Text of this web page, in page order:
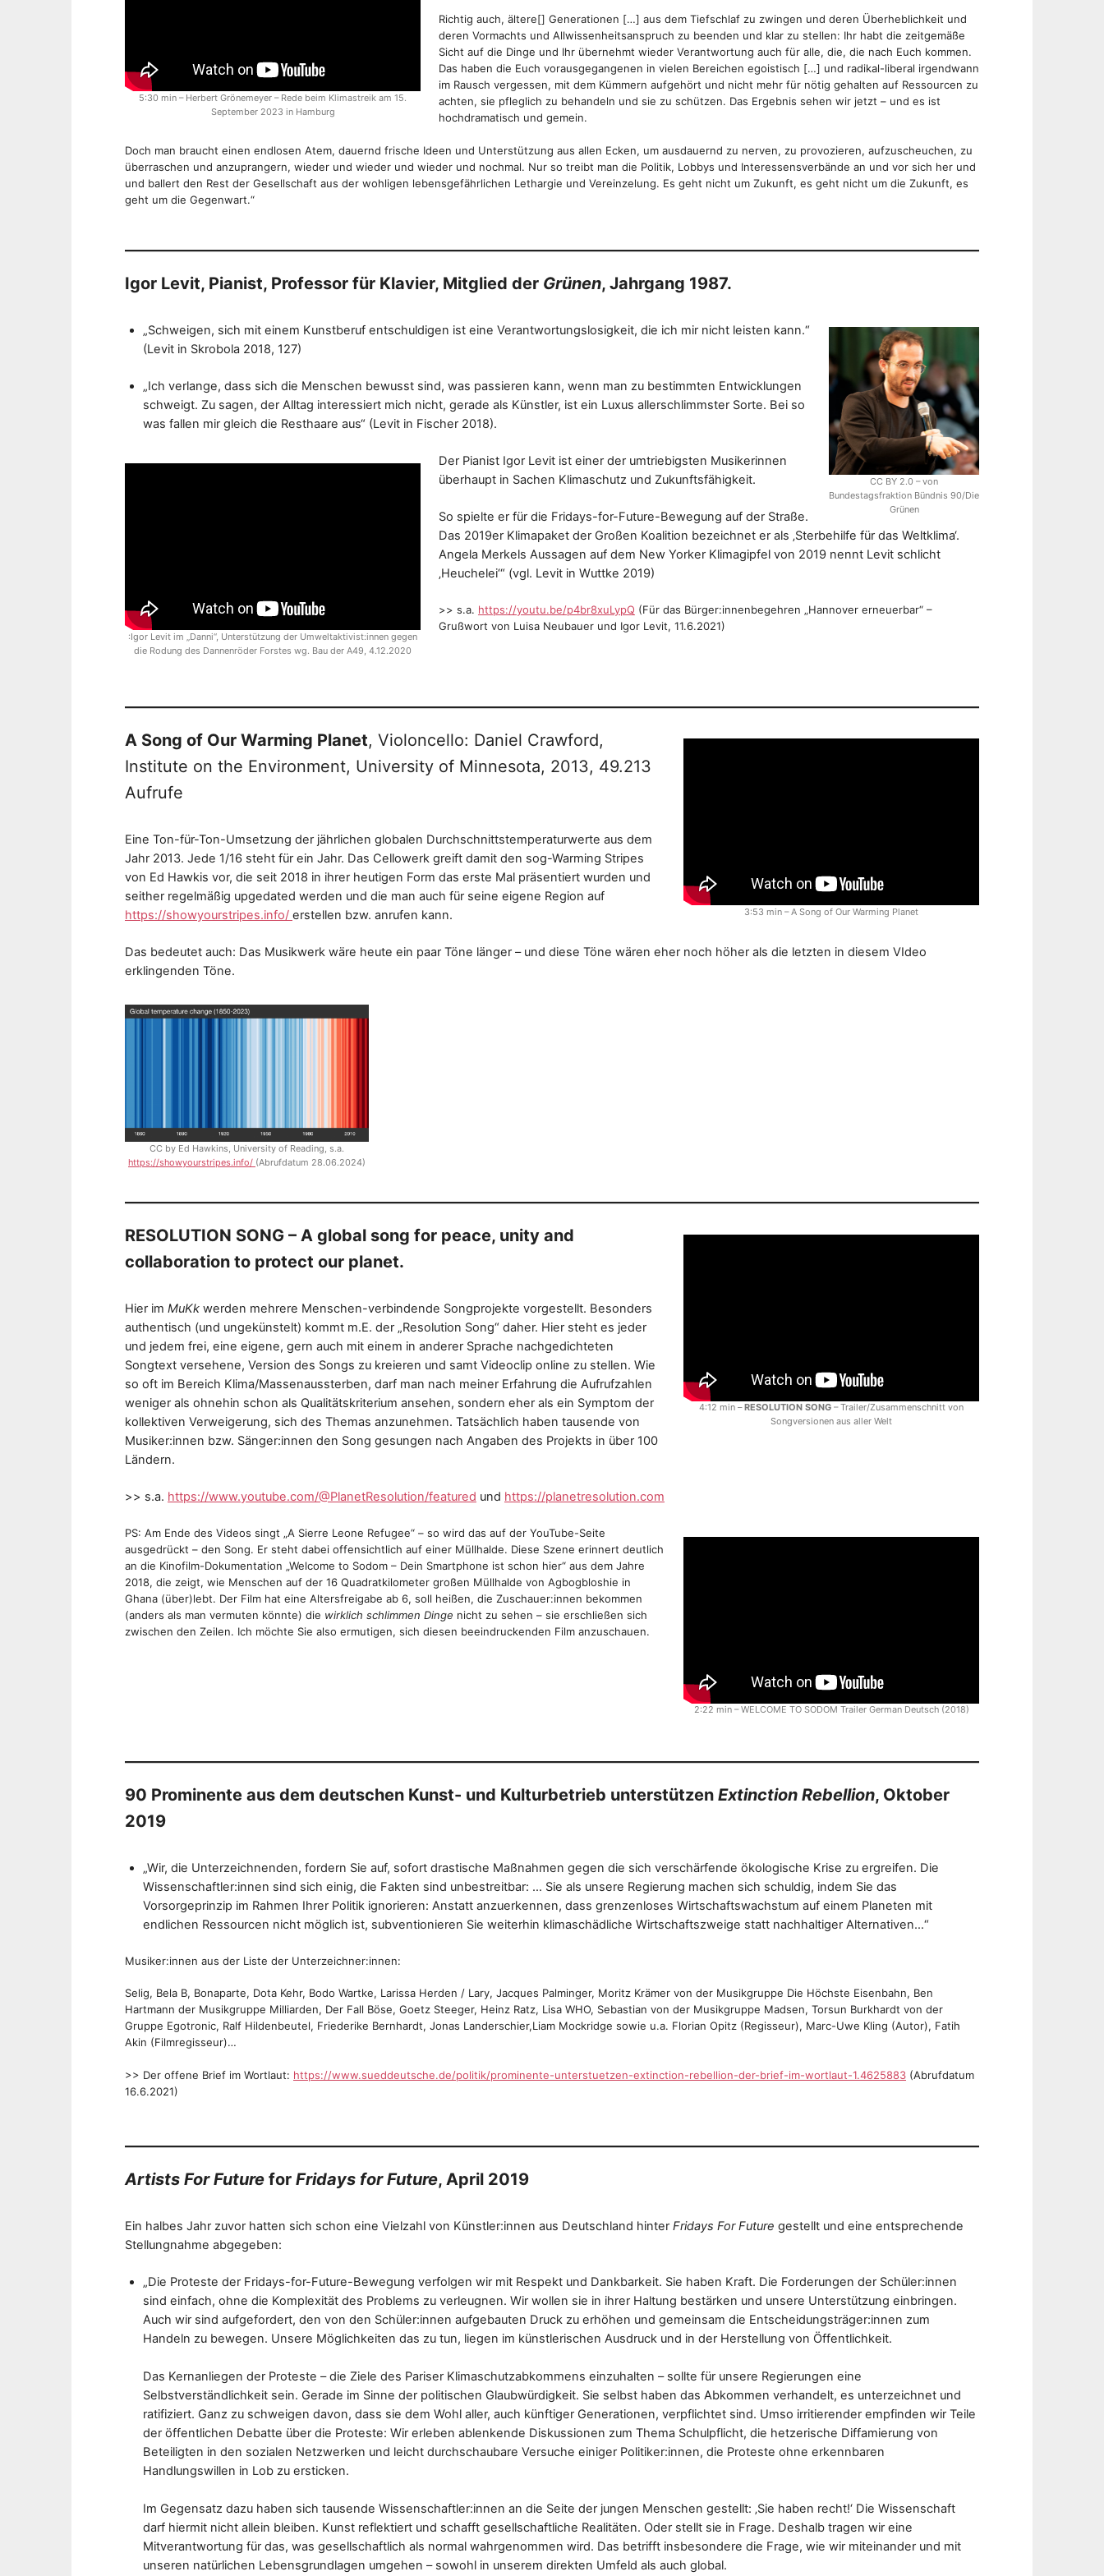
M
K
R
I
S
E
h
a
f
5:30 min – Herbert Grönemeyer – Rede beim Klimastreik am 15.
September 2023 in Hamburg
Richtig auch, ältere[] Generationen […] aus dem Tiefschlaf zu zwingen und deren Überheblichkeit und
deren Vormachts und Allwissenheitsanspruch zu beenden und klar zu stellen: Ihr habt die zeitgemäße
Sicht auf die Dinge und Ihr übernehmt wieder Verantwortung auch für alle, die, die nach Euch kommen.
Das haben die Euch vorausgegangenen in vielen Bereichen egoistisch […] und radikal-liberal irgendwann
im Rausch vergessen, mit dem Kümmern aufgehört und nicht mehr für nötig gehalten auf Ressourcen zu
achten, sie pfleglich zu behandeln und sie zu schützen. Das Ergebnis sehen wir jetzt – und es ist
hochdramatisch und gemein.
Doch man braucht einen endlosen Atem, dauernd frische Ideen und Unterstützung aus allen Ecken, um ausdauernd zu nerven, zu provozieren, aufzuscheuchen, zu
überraschen und anzuprangern, wieder und wieder und wieder und nochmal. Nur so treibt man die Politik, Lobbys und Interessensverbände an und vor sich her und
und ballert den Rest der Gesellschaft aus der wohligen lebensgefährlichen Lethargie und Vereinzelung. Es geht nicht um Zukunft, es geht nicht um die Zukunft, es
geht um die Gegenwart.“
Igor Levit, Pianist, Professor für Klavier, Mitglied der Grünen, Jahrgang 1987.
CC BY 2.0 – von
Bundestagsfraktion Bündnis 90/Die
Grünen
„Schweigen, sich mit einem Kunstberuf entschuldigen ist eine Verantwortungslosigkeit, die ich mir nicht leisten kann.“
(Levit in Skrobola 2018, 127)
„Ich verlange, dass sich die Menschen bewusst sind, was passieren kann, wenn man zu bestimmten Entwicklungen
schweigt. Zu sagen, der Alltag interessiert mich nicht, gerade als Künstler, ist ein Luxus allerschlimmster Sorte. Bei so
was fallen mir gleich die Resthaare aus“ (Levit in Fischer 2018).
:Igor Levit im „Danni“, Unterstützung der Umweltaktivist:innen gegen
die Rodung des Dannenröder Forstes wg. Bau der A49, 4.12.2020
Der Pianist Igor Levit ist einer der umtriebigsten Musikerinnen
überhaupt in Sachen Klimaschutz und Zukunftsfähigkeit.
So spielte er für die Fridays-for-Future-Bewegung auf der Straße.
Das 2019er Klimapaket der Großen Koalition bezeichnet er als ‚Sterbehilfe für das Weltklima‘.
Angela Merkels Aussagen auf dem New Yorker Klimagipfel von 2019 nennt Levit schlicht
‚Heuchelei‘“ (vgl. Levit in Wuttke 2019)
>> s.a. https://youtu.be/p4br8xuLypQ (Für das Bürger:innenbegehren „Hannover erneuerbar“ –
Grußwort von Luisa Neubauer und Igor Levit, 11.6.2021)
3:53 min – A Song of Our Warming Planet
A Song of Our Warming Planet, Violoncello: Daniel Crawford,
Institute on the Environment, University of Minnesota, 2013, 49.213
Aufrufe
Eine Ton-für-Ton-Umsetzung der jährlichen globalen Durchschnittstemperaturwerte aus dem
Jahr 2013. Jede 1/16 steht für ein Jahr. Das Cellowerk greift damit den sog-Warming Stripes
von Ed Hawkis vor, die seit 2018 in ihrer heutigen Form das erste Mal präsentiert wurden und
seither regelmäßig upgedated werden und die man auch für seine eigene Region auf
https://showyourstripes.info/ erstellen bzw. anrufen kann.
Das bedeutet auch: Das Musikwerk wäre heute ein paar Töne länger – und diese Töne wären eher noch höher als die letzten in diesem VIdeo
erklingenden Töne.
CC by Ed Hawkins, University of Reading, s.a.
https://showyourstripes.info/ (Abrufdatum 28.06.2024)
4:12 min –RESOLUTION SONG – Trailer/Zusammenschnitt von
Songversionen aus aller Welt
RESOLUTION SONG – A global song for peace, unity and
collaboration to protect our planet.
Hier im MuKk werden mehrere Menschen-verbindende Songprojekte vorgestellt. Besonders
authentisch (und ungekünstelt) kommt m.E. der „Resolution Song“ daher. Hier steht es jeder
und jedem frei, eine eigene, gern auch mit einem in anderer Sprache nachgedichteten
Songtext versehene, Version des Songs zu kreieren und samt Videoclip online zu stellen. Wie
so oft im Bereich Klima/Massenaussterben, darf man nach meiner Erfahrung die Aufrufzahlen
weniger als ohnehin schon als Qualitätskriterium ansehen, sondern eher als ein Symptom der
kollektiven Verweigerung, sich des Themas anzunehmen. Tatsächlich haben tausende von
Musiker:innen bzw. Sänger:innen den Song gesungen nach Angaben des Projekts in über 100
Ländern.
>> s.a. https://www.youtube.com/@PlanetResolution/featured und https://planetresolution.com
2:22 min – WELCOME TO SODOM Trailer German Deutsch (2018)
PS: Am Ende des Videos singt „A Sierre Leone Refugee“ – so wird das auf der YouTube-Seite
ausgedrückt – den Song. Er steht dabei offensichtlich auf einer Müllhalde. Diese Szene erinnert deutlich
an die Kinofilm-Dokumentation „Welcome to Sodom – Dein Smartphone ist schon hier“ aus dem Jahre
2018, die zeigt, wie Menschen auf der 16 Quadratkilometer großen Müllhalde von Agbogbloshie in
Ghana (über)lebt. Der Film hat eine Altersfreigabe ab 6, soll heißen, die Zuschauer:innen bekommen
(anders als man vermuten könnte) die wirklich schlimmen Dinge nicht zu sehen – sie erschließen sich
zwischen den Zeilen. Ich möchte Sie also ermutigen, sich diesen beeindruckenden Film anzuschauen.
90 Prominente aus dem deutschen Kunst- und Kulturbetrieb unterstützen Extinction Rebellion, Oktober
2019
„Wir, die Unterzeichnenden, fordern Sie auf, sofort drastische Maßnahmen gegen die sich verschärfende ökologische Krise zu ergreifen. Die
Wissenschaftler:innen sind sich einig, die Fakten sind unbestreitbar: … Sie als unsere Regierung machen sich schuldig, indem Sie das
Vorsorgeprinzip im Rahmen Ihrer Politik ignorieren: Anstatt anzuerkennen, dass grenzenloses Wirtschaftswachstum auf einem Planeten mit
endlichen Ressourcen nicht möglich ist, subventionieren Sie weiterhin klimaschädliche Wirtschaftszweige statt nachhaltiger Alternativen…“
Musiker:innen aus der Liste der Unterzeichner:innen:
Selig, Bela B, Bonaparte, Dota Kehr, Bodo Wartke, Larissa Herden / Lary, Jacques Palminger, Moritz Krämer von der Musikgruppe Die Höchste Eisenbahn, Ben
Hartmann der Musikgruppe Milliarden, Der Fall Böse, Goetz Steeger, Heinz Ratz, Lisa WHO, Sebastian von der Musikgruppe Madsen, Torsun Burkhardt von der
Gruppe Egotronic, Ralf Hildenbeutel, Friederike Bernhardt, Jonas Landerschier,Liam Mockridge sowie u.a. Florian Opitz (Regisseur), Marc-Uwe Kling (Autor), Fatih
Akin (Filmregisseur)…
>> Der offene Brief im Wortlaut: https://www.sueddeutsche.de/politik/prominente-unterstuetzen-extinction-rebellion-der-brief-im-wortlaut-1.4625883 (Abrufdatum
16.6.2021)
Artists For Future for Fridays for Future, April 2019
Ein halbes Jahr zuvor hatten sich schon eine Vielzahl von Künstler:innen aus Deutschland hinter Fridays For Future gestellt und eine entsprechende
Stellungnahme abgegeben:
„Die Proteste der Fridays-for-Future-Bewegung verfolgen wir mit Respekt und Dankbarkeit. Sie haben Kraft. Die Forderungen der Schüler:innen
sind einfach, ohne die Komplexität des Problems zu verleugnen. Wir wollen sie in ihrer Haltung bestärken und unsere Unterstützung einbringen.
Auch wir sind aufgefordert, den von den Schüler:innen aufgebauten Druck zu erhöhen und gemeinsam die Entscheidungsträger:innen zum
Handeln zu bewegen. Unsere Möglichkeiten das zu tun, liegen im künstlerischen Ausdruck und in der Herstellung von Öffentlichkeit.
Das Kernanliegen der Proteste – die Ziele des Pariser Klimaschutzabkommens einzuhalten – sollte für unsere Regierungen eine
Selbstverständlichkeit sein. Gerade im Sinne der politischen Glaubwürdigkeit. Sie selbst haben das Abkommen verhandelt, es unterzeichnet und
ratifiziert. Ganz zu schweigen davon, dass sie dem Wohl aller, auch künftiger Generationen, verpflichtet sind. Umso irritierender empfinden wir Teile
der öffentlichen Debatte über die Proteste: Wir erleben ablenkende Diskussionen zum Thema Schulpflicht, die hetzerische Diffamierung von
Beteiligten in den sozialen Netzwerken und leicht durchschaubare Versuche einiger Politiker:innen, die Proteste ohne erkennbaren
Handlungswillen in Lob zu ersticken.
Im Gegensatz dazu haben sich tausende Wissenschaftler:innen an die Seite der jungen Menschen gestellt: ‚Sie haben recht!‘ Die Wissenschaft
darf hiermit nicht allein bleiben. Kunst reflektiert und schafft gesellschaftliche Realitäten. Oder stellt sie in Frage. Deshalb tragen wir eine
Mitverantwortung für das, was gesellschaftlich als normal wahrgenommen wird. Das betrifft insbesondere die Frage, wie wir miteinander und mit
unseren natürlichen Lebensgrundlagen umgehen – sowohl in unserem direkten Umfeld als auch global.